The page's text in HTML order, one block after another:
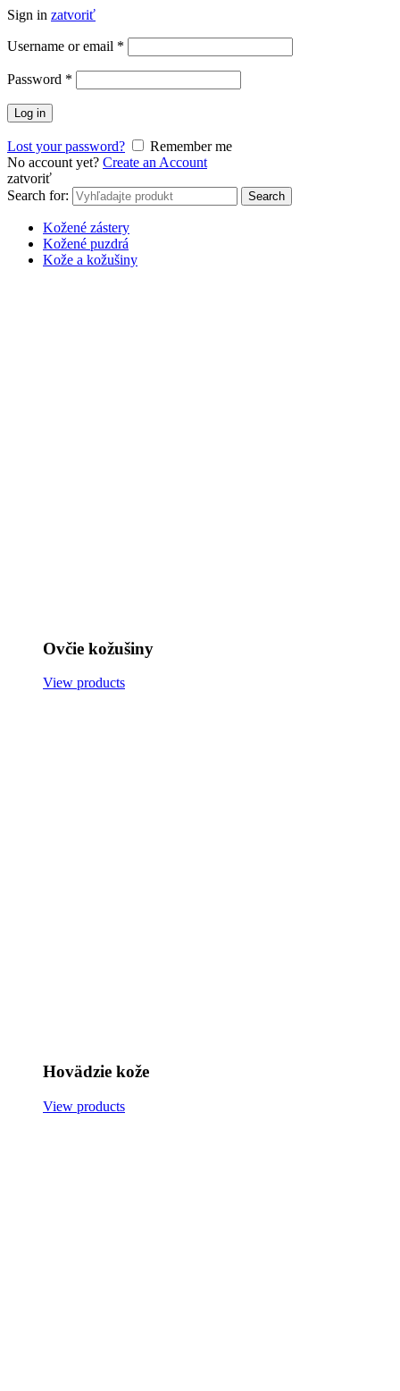
Sign in zatvoriť
Username or email *
Password *
Log in
Lost your password?
Remember me
No account yet? Create an Account
zatvoriť
Search for:
Search
Kožené zástery
Kožené puzdrá
Kože a kožušiny
Ovčie kožušiny
View products
Hovädzie kože
View products